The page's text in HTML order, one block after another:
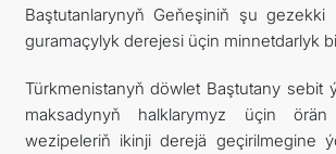
Baştutanlarynyň Geňeşiniň şu gezekki
guramaçylyk derejesi üçin minnetdarlyk
Türkmenistanyň döwlet Baştutany sebit
maksadynyň halklarymyz üçin
wezipeleriň ikinji derejä geçirilmegine